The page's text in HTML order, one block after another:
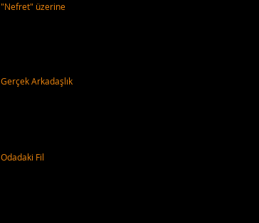
"Nefret" üzerine
Gerçek Arkadaşlık
Odadaki Fil